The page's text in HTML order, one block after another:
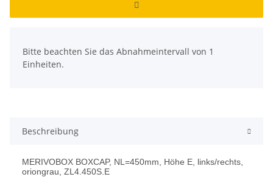
Bitte beachten Sie das Abnahmeintervall von 1
Einheiten.
Beschreibung
MERIVOBOX BOXCAP, NL=450mm, Höhe E, links/rechts,
oriongrau, ZL4.450S.E